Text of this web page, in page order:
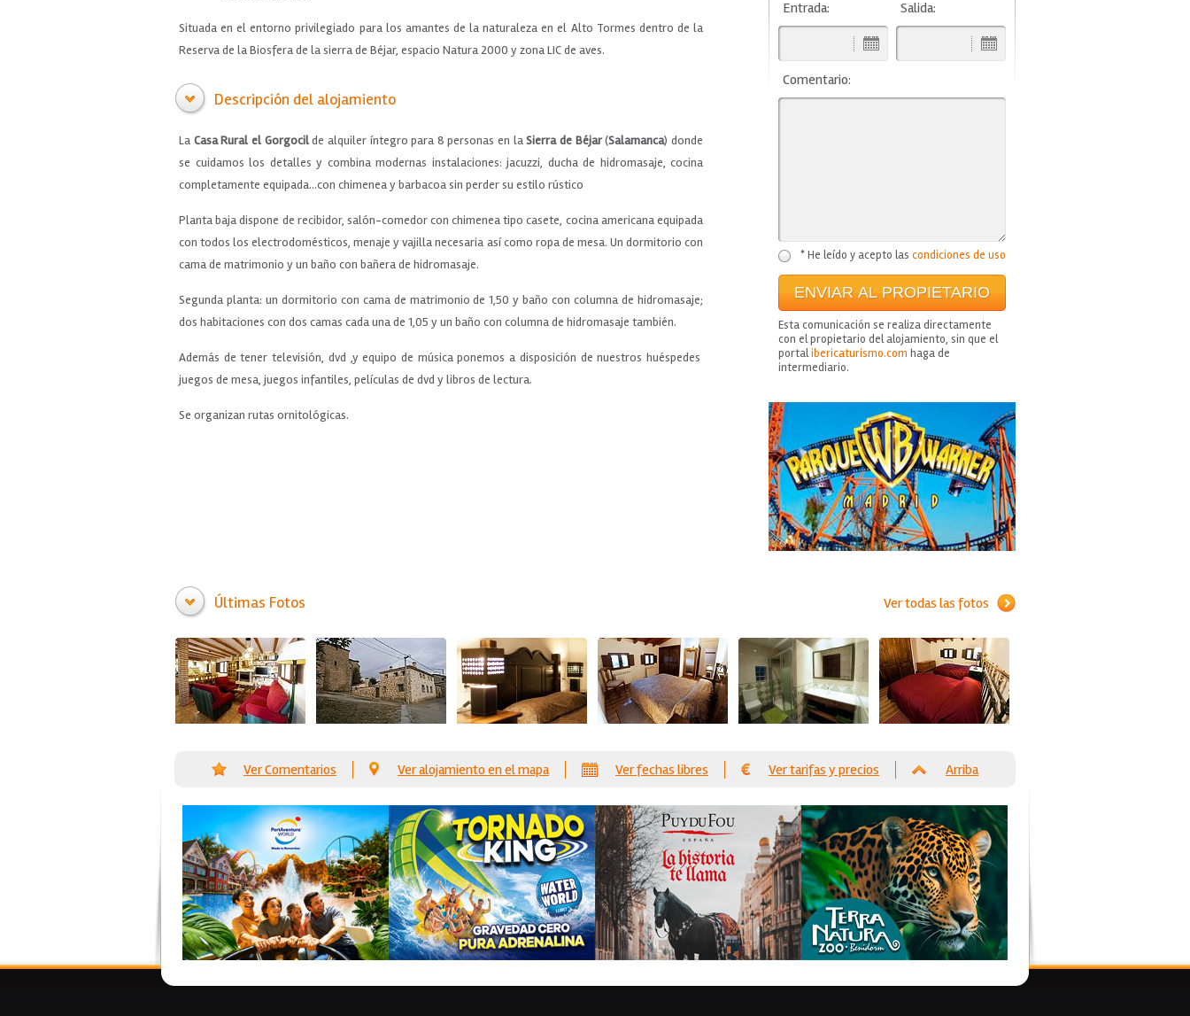
Situada en el entorno privilegiado para los amantes de la naturaleza en el Alto Tormes dentro de la
Reserva de la Biosfera de la sierra de Béjar, espacio Natura 2000 y zona LIC de aves.
Descripción del alojamiento
La Casa Rural el Gorgocilde alquiler íntegro para 8 personas en laSierra de Béjar(Salamanca) donde
se cuidamos los detalles y combina modernas instalaciones: jacuzzi, ducha de hidromasaje, cocina
completamente equipada...con chimenea y barbacoa sin perder su estilo rústico
Planta baja dispone de recibidor, salón-comedor con chimenea tipo casete, cocina americana equipada
con todos los electrodomésticos, menaje y vajilla necesaria así como ropa de mesa. Un dormitorio con
cama de matrimonio y un baño con bañera de hidromasaje.
Segunda planta: un dormitorio con cama de matrimonio de 1,50 y baño con columna de hidromasaje;
dos habitaciones con dos camas cada una de 1,05 y un baño con columna de hidromasaje también.
Además de tener televisión, dvd ,y equipo de música ponemos a disposición de nuestros huéspedes
juegos de mesa, juegos infantiles, películas de dvd y libros de lectura.
Se organizan rutas ornitológicas.
Entrada: Salida:
Comentario:
* He leído y acepto las condiciones de uso
Esta comunicación se realiza directamente
con el propietario del alojamiento, sin que el
portalibericaturismo.com haga de
intermediario.
Ver todas las fotos
Últimas Fotos
Ver Comentarios Ver alojamiento en el mapa Ver fechas libres Ver tarifas y precios Arriba